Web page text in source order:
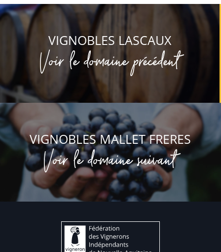
VIGNOBLES LASCAUX
Voir le domaine précédent
VIGNOBLES MALLET FRERES
Voir le domaine suivant